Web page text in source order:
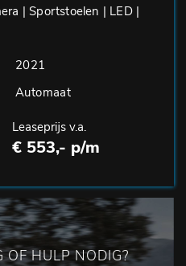
| Sportstoelen | LED |
2021
Automaat
Leaseprijs v.a.
€ 553,- p/m
OF HULP NODIG?